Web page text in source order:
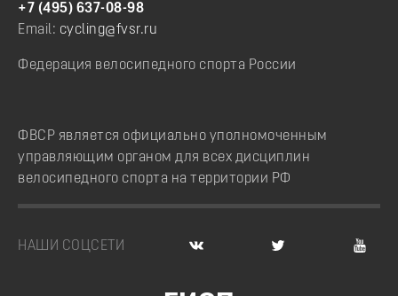
+7 (495) 637-08-98
Email: cycling@fvsr.ru
Федерация велосипедного спорта России
ФВСР является официально уполномоченным
управляющим органом для всех дисциплин
велосипедного спорта на территории РФ
НАШИ СОЦСЕТИ